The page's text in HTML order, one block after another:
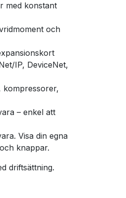
med konstant
och
IP, DeviceNet,
– enkel att
Visa din egna
knappar.
driftsättning.